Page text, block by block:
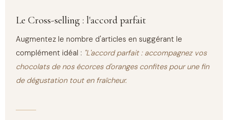
Le Cross-selling : l'accord parfait
Augmentez le nombre d'articles en suggérant le
complément idéal : "L'accord parfait : accompagnez vos
chocolats de nos écorces d'oranges confites pour une fin
de dégustation tout en fraîcheur.